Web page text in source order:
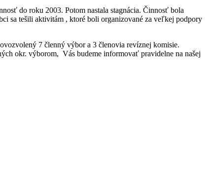
do roku 2003. Potom nastala stagnácia. Činnosť bola
sa tešili aktivitám , ktoré boli organizované za veľkej podpory
7 členný výbor a 3 členovia revíznej komisie.
okr. výborom, Vás budeme informovať pravidelne na našej